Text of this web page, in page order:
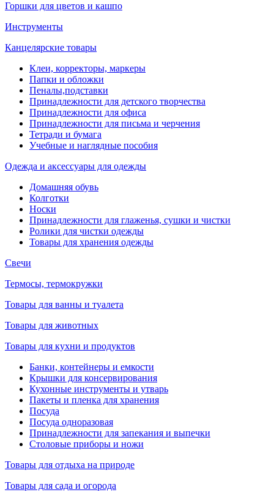
Горшки для цветов и кашпо
Инструменты
Канцелярские товары
Клеи, корректоры, маркеры
Папки и обложки
Пеналы,подставки
Принадлежности для детского творчества
Принадлежности для офиса
Принадлежности для письма и черчения
Тетради и бумага
Учебные и наглядные пособия
Одежда и аксессуары для одежды
Домашняя обувь
Колготки
Носки
Принадлежности для глаженья, сушки и чистки
Ролики для чистки одежды
Товары для хранения одежды
Свечи
Термосы, термокружки
Товары для ванны и туалета
Товары для животных
Товары для кухни и продуктов
Банки, контейнеры и емкости
Крышки для консервирования
Кухонные инструменты и утварь
Пакеты и пленка для хранения
Посуда
Посуда одноразовая
Принадлежности для запекания и выпечки
Столовые приборы и ножи
Товары для отдыха на природе
Товары для сада и огорода